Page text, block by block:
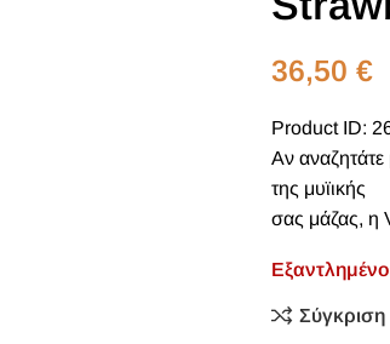
36,50 €
Product ID:
Αν αναζητάτε
της μυϊικής
σας μάζας, η
Εξαντλημένο
Σύγκριση